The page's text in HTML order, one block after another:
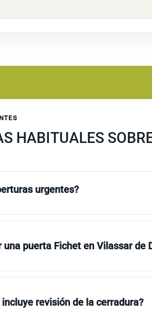
HABITUALES
urgentes?
una puerta Fichet en Vilassar de
revisión de la cerradura?